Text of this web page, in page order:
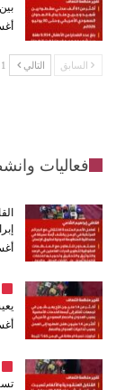
السابق التالي 1 من 3٬042
فعاليات